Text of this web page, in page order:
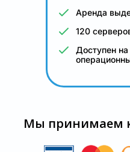
Аренда
120
Доступен
Мы принимаем к